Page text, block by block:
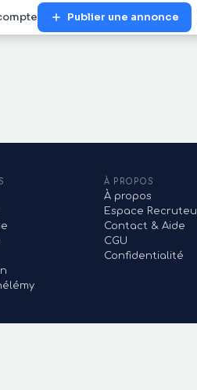
Publier une annonce
À PROPOS
À propos
Espace
Contact & Aide
CGU
Confidentialité